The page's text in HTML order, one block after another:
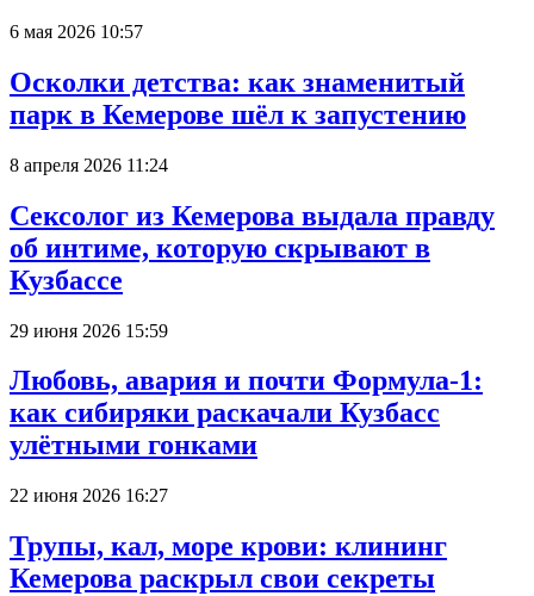
6 мая 2026 10:57
Осколки детства: как знаменитый
парк в Кемерове шёл к запустению
8 апреля 2026 11:24
Сексолог из Кемерова выдала правду
об интиме, которую скрывают в
Кузбассе
29 июня 2026 15:59
Любовь, авария и почти Формула-1:
как сибиряки раскачали Кузбасс
улётными гонками
22 июня 2026 16:27
Трупы, кал, море крови: клининг
Кемерова раскрыл свои секреты